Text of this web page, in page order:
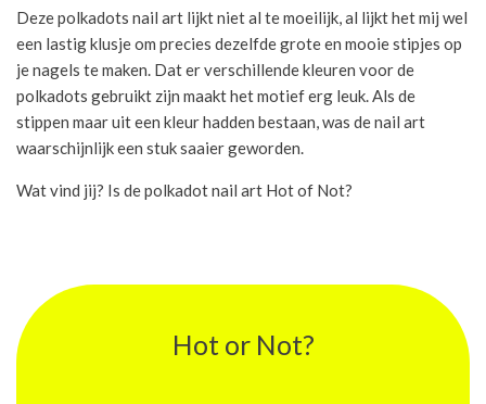
Deze polkadots nail art lijkt niet al te moeilijk, al lijkt het mij wel
een lastig klusje om precies dezelfde grote en mooie stipjes op
je nagels te maken. Dat er verschillende kleuren voor de
polkadots gebruikt zijn maakt het motief erg leuk. Als de
stippen maar uit een kleur hadden bestaan, was de nail art
waarschijnlijk een stuk saaier geworden.
Wat vind jij? Is de polkadot nail art Hot of Not?
Hot or Not?